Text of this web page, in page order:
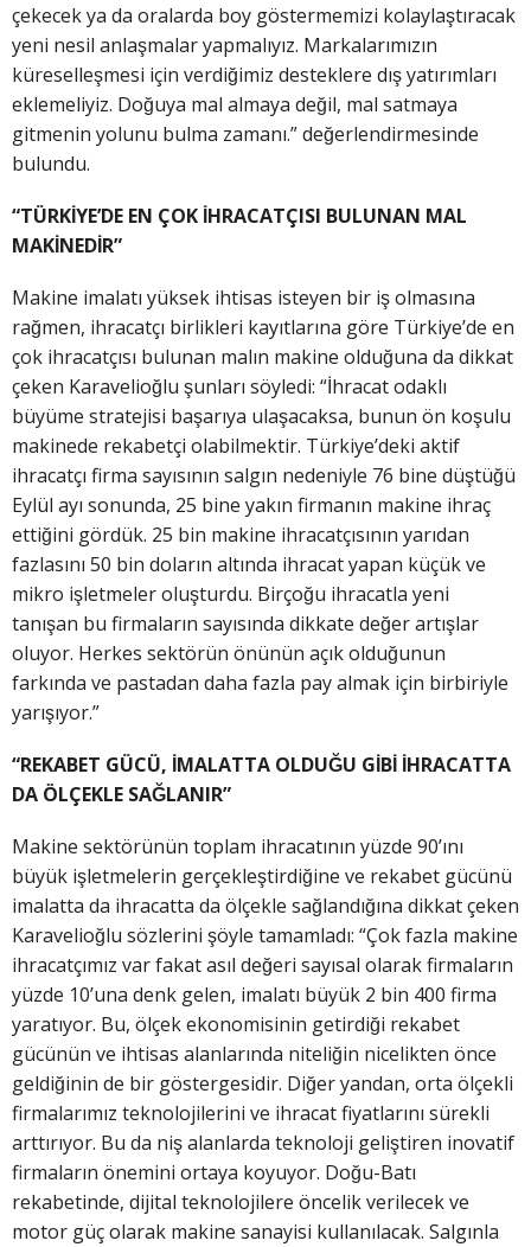
çekecek ya da oralarda boy göstermemizi kolaylaştıracak
yeni nesil anlaşmalar yapmalıyız. Markalarımızın
küreselleşmesi için verdiğimiz desteklere dış yatırımları
eklemeliyiz. Doğuya mal almaya değil, mal satmaya
gitmenin yolunu bulma zamanı.” değerlendirmesinde
bulundu.
“TÜRKİYE’DE EN ÇOK İHRACATÇISI BULUNAN MAL
MAKİNEDİR”
Makine imalatı yüksek ihtisas isteyen bir iş olmasına
rağmen, ihracatçı birlikleri kayıtlarına göre Türkiye’de en
çok ihracatçısı bulunan malın makine olduğuna da dikkat
çeken Karavelioğlu şunları söyledi: “İhracat odaklı
büyüme stratejisi başarıya ulaşacaksa, bunun ön koşulu
makinede rekabetçi olabilmektir. Türkiye’deki aktif
ihracatçı firma sayısının salgın nedeniyle 76 bine düştüğü
Eylül ayı sonunda, 25 bine yakın firmanın makine ihraç
ettiğini gördük. 25 bin makine ihracatçısının yarıdan
fazlasını 50 bin doların altında ihracat yapan küçük ve
mikro işletmeler oluşturdu. Birçoğu ihracatla yeni
tanışan bu firmaların sayısında dikkate değer artışlar
oluyor. Herkes sektörün önünün açık olduğunun
farkında ve pastadan daha fazla pay almak için birbiriyle
yarışıyor.”
“REKABET GÜCÜ, İMALATTA OLDUĞU GİBİ İHRACATTA
DA ÖLÇEKLE SAĞLANIR”
Makine sektörünün toplam ihracatının yüzde 90’ını
büyük işletmelerin gerçekleştirdiğine ve rekabet gücünü
imalatta da ihracatta da ölçekle sağlandığına dikkat çeken
Karavelioğlu sözlerini şöyle tamamladı: “Çok fazla makine
ihracatçımız var fakat asıl değeri sayısal olarak firmaların
yüzde 10’una denk gelen, imalatı büyük 2 bin 400 firma
yaratıyor. Bu, ölçek ekonomisinin getirdiği rekabet
gücünün ve ihtisas alanlarında niteliğin nicelikten önce
geldiğinin de bir göstergesidir. Diğer yandan, orta ölçekli
firmalarımız teknolojilerini ve ihracat fiyatlarını sürekli
arttırıyor. Bu da niş alanlarda teknoloji geliştiren inovatif
firmaların önemini ortaya koyuyor. Doğu-Batı
rekabetinde, dijital teknolojilere öncelik verilecek ve
motor güç olarak makine sanayisi kullanılacak. Salgınla